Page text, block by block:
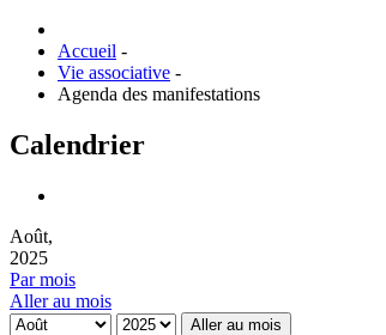
Accueil -
Vie associative -
Agenda des manifestations
Calendrier
Août,
2025
Par mois
Aller au mois
Aller au mois